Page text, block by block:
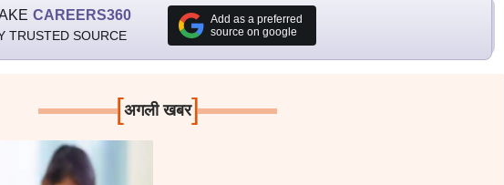
CAREERS360
TRUSTED SOURCE
Add as a preferred
source on google
[अगली खबर]